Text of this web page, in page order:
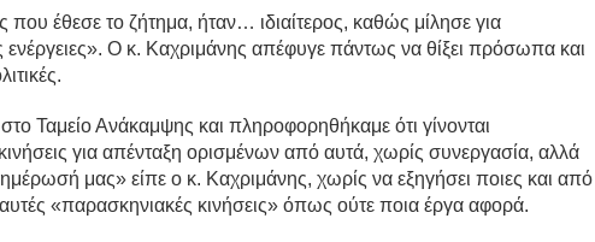
που έθεσε το ζήτημα, ήταν… ιδιαίτερος, καθώς μίλησε για
ενέργειες». Ο κ. Καχριμάνης απέφυγε πάντως να θίξει πρόσωπα και
Ταμείο Ανάκαμψης και πληροφορηθήκαμε ότι γίνονται
για απένταξη ορισμένων από αυτά, χωρίς συνεργασία, αλλά
μας» είπε ο κ. Καχριμάνης, χωρίς να εξηγήσει ποιες και από
αυτές «παρασκηνιακές κινήσεις» όπως ούτε ποια έργα αφορά.